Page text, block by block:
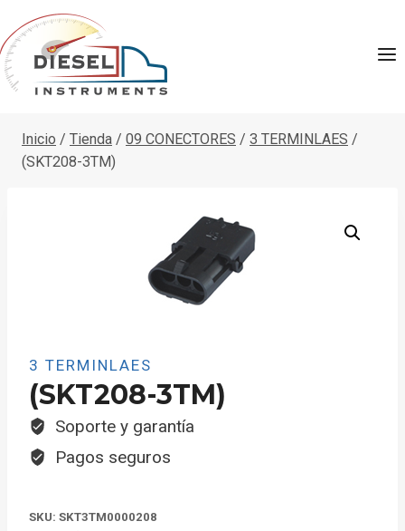
Saltar
al
contenido
Inicio / Tienda / 09 CONECTORES / 3 TERMINLAES /
(SKT208-3TM)
3 TERMINLAES
(SKT208-3TM)
Soporte y garantía
Pagos seguros
SKU: SKT3TM0000208